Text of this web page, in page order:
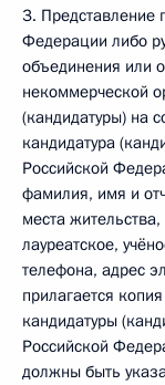
3. Представление
Федерации либо
объединения или
некоммерческой
(кандидатуры) на
кандидатура
Российской
фамилия, имя и
места
лауреатское,
телефона, адрес
прилагается
кандидатуры
Российской
должны быть